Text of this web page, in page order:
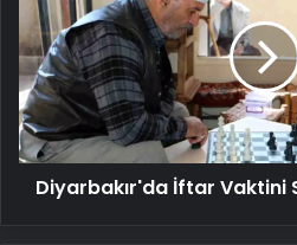
Vaktini
Satrançla
Bekliyorlar
Diyarbakır'da İftar Vaktini